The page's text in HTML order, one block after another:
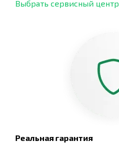
Выбрать сервисный центр
Реальная гарантия